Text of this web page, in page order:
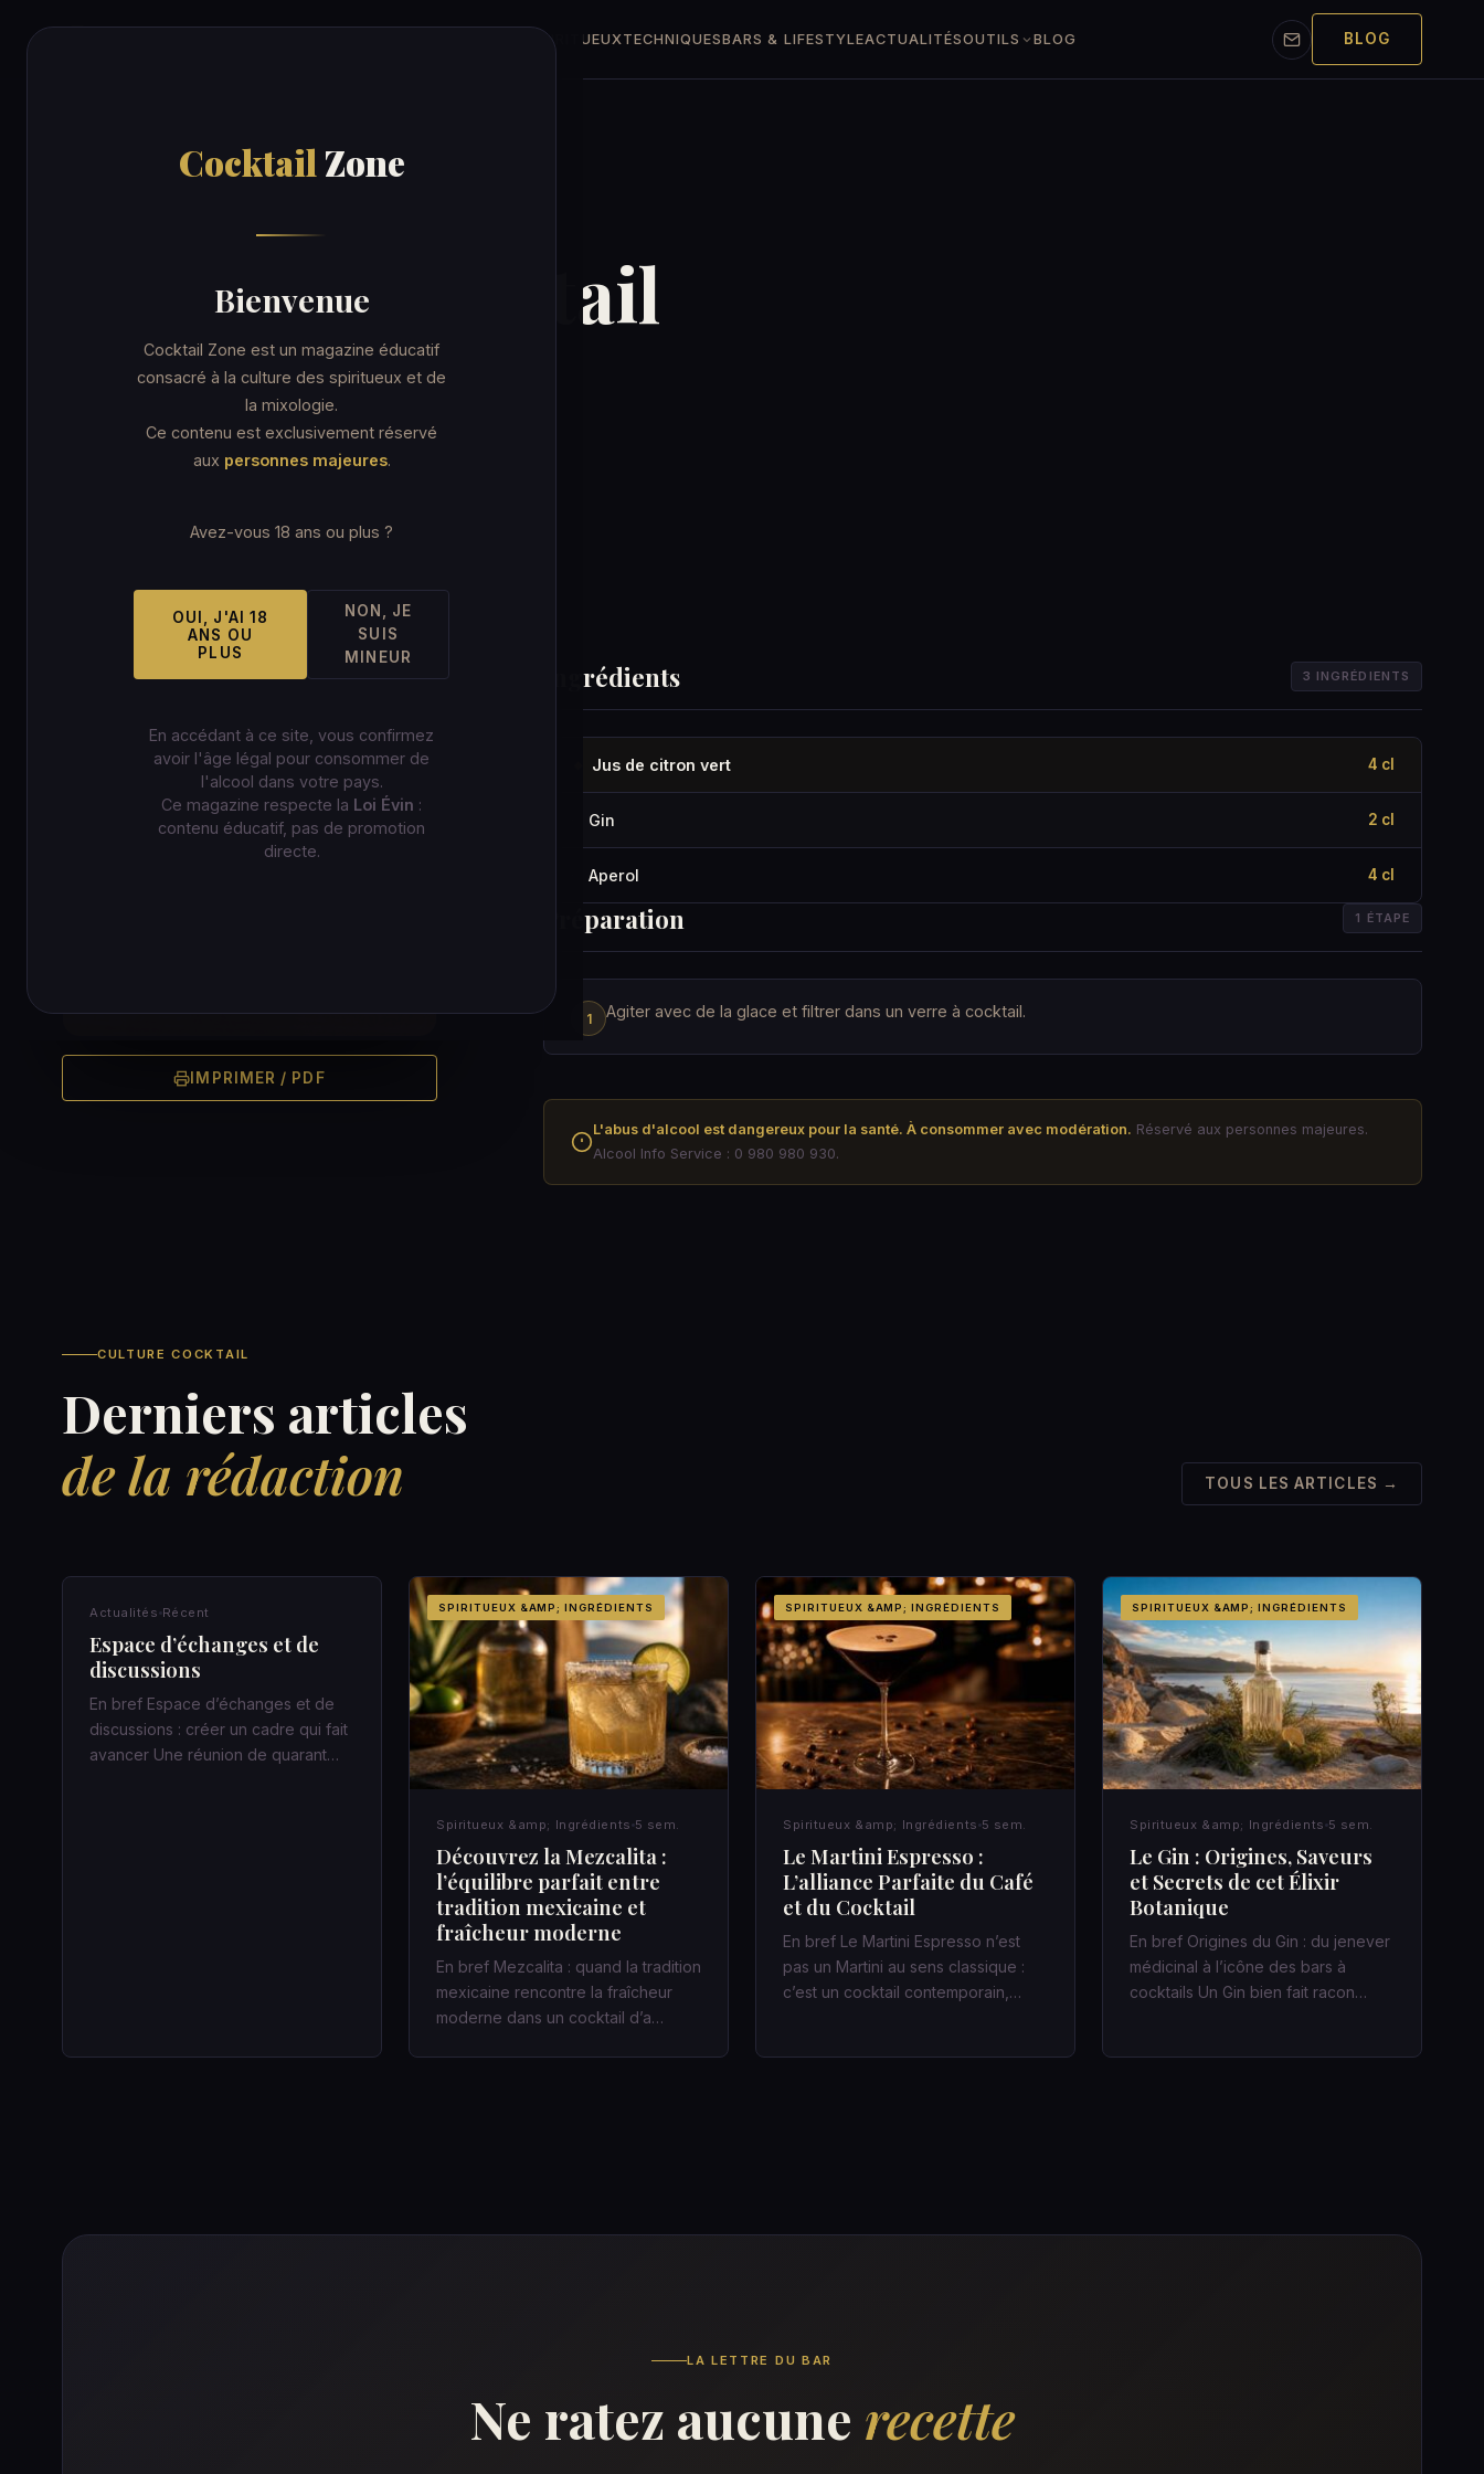
Cocktail Zone
Bienvenue
Cocktail Zone est un magazine éducatif
consacré à la culture des spiritueux et de
la mixologie.
Ce contenu est exclusivement réservé
aux personnes majeures.
Avez-vous 18 ans ou plus ?
OUI, J'AI 18
ANS OU
PLUS
NON, JE
SUIS
MINEUR
En accédant à ce site, vous confirmez
avoir l'âge légal pour consommer de
l'alcool dans votre pays.
Ce magazine respecte la Loi Évin :
contenu éducatif, pas de promotion
directe.
CocktailZone SPIRITUEUX TECHNIQUESBARS & LIFESTYLEACTUALITÉSOUTILS BLOG BLOG
Imperial Cocktail
Imperial Cocktail
Coupe cocktail ★☆☆ Facile
IMPRIMER / PDF
Ingrédients 3 INGRÉDIENTS
Jus de citron vert 4 cl
Gin 2 cl
Aperol 4 cl
Préparation 1 ÉTAPE
Agiter avec de la glace et filtrer dans un verre à cocktail.
L'abus d'alcool est dangereux pour la santé. À consommer avec modération. Réservé aux personnes majeures.
Alcool Info Service : 0 980 980 930.
CULTURE COCKTAIL
Derniers articles
de la rédaction
TOUS LES ARTICLES →
ACTUALITÉS
Actualités Récent
Espace d’échanges et de
discussions
En bref Espace d’échanges et de
discussions : créer un cadre qui fait
avancer Une réunion de quarant…
SPIRITUEUX &AMP; INGRÉDIENTS
Spiritueux &amp; Ingrédients 5 sem.
Découvrez la Mezcalita :
l’équilibre parfait entre
tradition mexicaine et
fraîcheur moderne
En bref Mezcalita : quand la tradition
mexicaine rencontre la fraîcheur
moderne dans un cocktail d’a…
SPIRITUEUX &AMP; INGRÉDIENTS
Spiritueux &amp; Ingrédients 5 sem.
Le Martini Espresso :
L’alliance Parfaite du Café
et du Cocktail
En bref Le Martini Espresso n’est
pas un Martini au sens classique :
c’est un cocktail contemporain,…
SPIRITUEUX &AMP; INGRÉDIENTS
Spiritueux &amp; Ingrédients 5 sem.
Le Gin : Origines, Saveurs
et Secrets de cet Élixir
Botanique
En bref Origines du Gin : du jenever
médicinal à l’icône des bars à
cocktails Un Gin bien fait racon…
LA LETTRE DU BAR
Ne ratez aucune recette